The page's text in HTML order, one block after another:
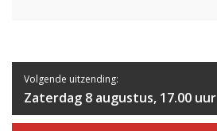
Volgende uitzending:
Zaterdag 8 augustus, 17.00 uur